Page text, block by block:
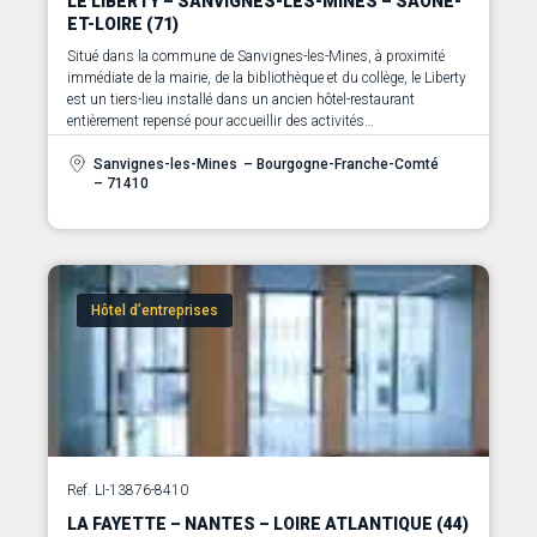
ET-LOIRE (71)
Situé dans la commune de Sanvignes-les-Mines, à proximité
immédiate de la mairie, de la bibliothèque et du collège, le Liberty
est un tiers-lieu installé dans un ancien hôtel-restaurant
entièrement repensé pour accueillir des activités
Sanvignes-les-Mines – Bourgogne-Franche-Comté
– 71410
Hôtel d’entreprises
Ref. LI-13876-8410
LA FAYETTE – NANTES – LOIRE ATLANTIQUE (44)